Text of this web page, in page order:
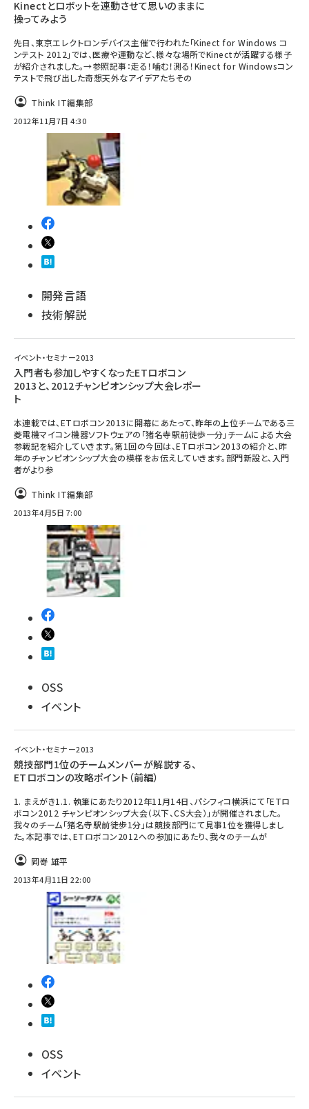
Kinectとロボットを連動させて思いのままに
操ってみよう
先日、東京エレクトロンデバイス主催で行われた「Kinect for Windows コ
ンテスト 2012」では、医療や運動など、様々な場所でKinectが活躍する様子
が紹介されました。→参照記事：走る！噛む！測る！Kinect for Windowsコン
テストで飛び出した奇想天外なアイデアたちその
Think IT編集部
2012年11月7日 4:30
開発言語
技術解説
イベント・セミナー2013
入門者も参加しやすくなったETロボコン
2013と、2012チャンピオンシップ大会レポー
ト
本連載では、ETロボコン2013に開幕にあたって、昨年の上位チームである三
菱電機マイコン機器ソフトウェアの「猪名寺駅前徒歩一分」チームによる大会
参戦記を紹介していきます。第1回の今回は、ETロボコン2013の紹介と、昨
年のチャンピオンシップ大会の模様をお伝えしていきます。部門新設と、入門
者がより参
Think IT編集部
2013年4月5日 7:00
OSS
イベント
イベント・セミナー2013
競技部門1位のチームメンバーが解説する、
ETロボコンの攻略ポイント（前編）
1. まえがき1.1. 執筆にあたり2012年11月14日、パシフィコ横浜にて「ETロ
ボコン2012 チャンピオンシップ大会（以下、CS大会）」が開催されました。
我々のチーム「猪名寺駅前徒歩1分」は競技部門にて見事1位を獲得しまし
た。本記事では、ETロボコン2012への参加にあたり、我々のチームが
岡嵜 雄平
2013年4月11日 22:00
OSS
イベント